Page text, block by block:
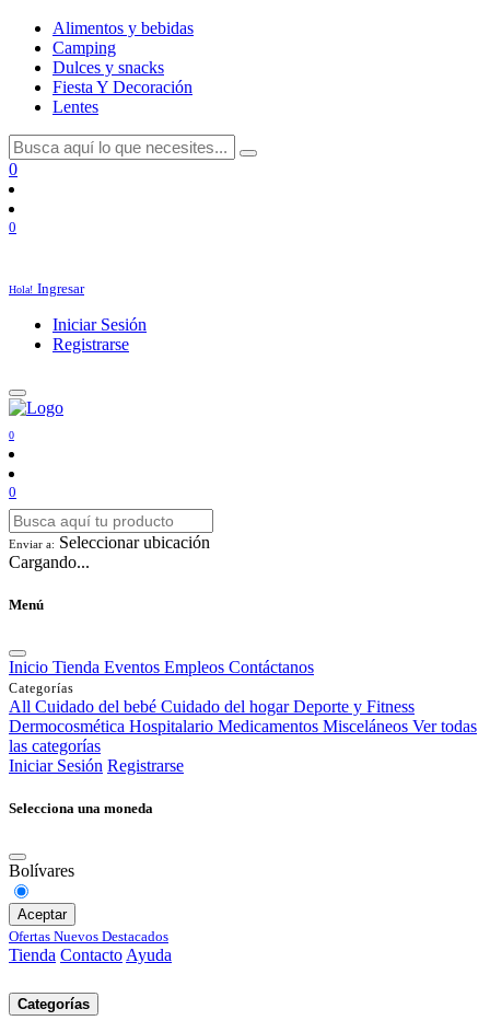
Alimentos y bebidas
Camping
Dulces y snacks
Fiesta Y Decoración
Lentes
0
0
Hola! Ingresar
Iniciar Sesión
Registrarse
0
0
Enviar a: Seleccionar ubicación
Cargando...
Menú
Inicio Tienda Eventos Empleos Contáctanos
Categorías
All Cuidado del bebé Cuidado del hogar Deporte y Fitness
Dermocosmética Hospitalario Medicamentos Misceláneos Ver todas
las categorías
Iniciar Sesión Registrarse
Selecciona una moneda
Bolívares
Aceptar
Ofertas Nuevos Destacados
Tienda Contacto Ayuda
Categorías